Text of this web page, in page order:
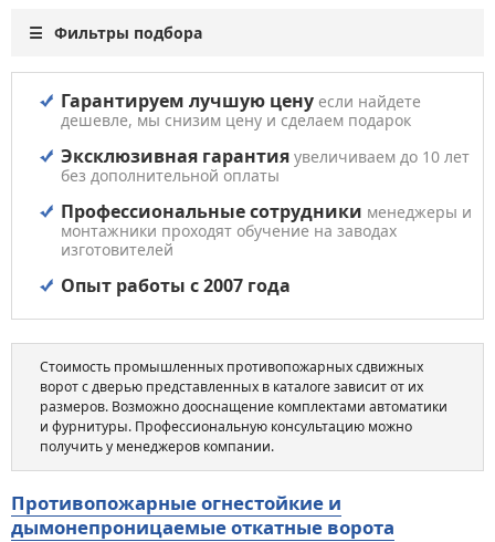
Гарантируем лучшую цену если найдете
дешевле, мы снизим цену и сделаем подарок
Эксклюзивная гарантия увеличиваем до 10 лет
без дополнительной оплаты
Профессиональные сотрудники менеджеры и
монтажники проходят обучение на заводах
изготовителей
Опыт работы с 2007 года
Стоимость промышленных противопожарных сдвижных
ворот с дверью представленных в каталоге зависит от их
размеров. Возможно дооснащение комплектами автоматики
и фурнитуры. Профессиональную консультацию можно
получить у менеджеров компании.
Противопожарные огнестойкие и
дымонепроницаемые откатные ворота
Фильтры подбора